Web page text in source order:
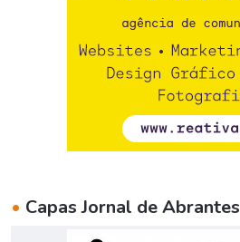
• Capas Jornal de Abrantes